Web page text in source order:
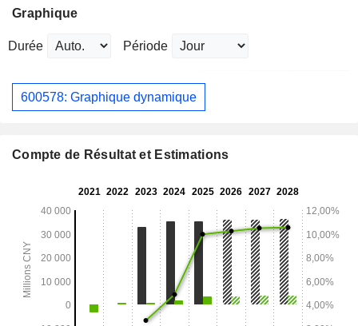
Graphique
Durée Période
600578: Graphique dynamique
Compte de Résultat et Estimations